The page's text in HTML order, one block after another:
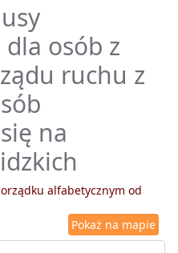
osób z
ruchu z
na
alfabetycznym od
Pokaż na mapie